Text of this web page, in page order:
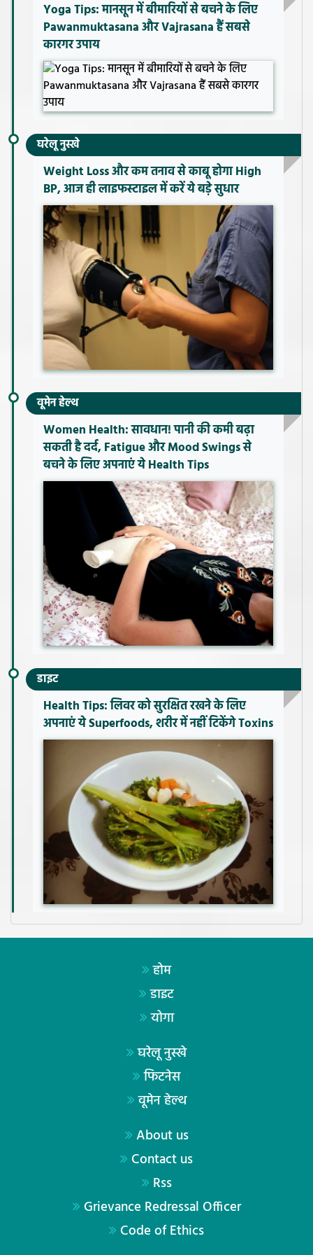
Yoga Tips: मानसून में बीमारियों से बचने के लिए
Pawanmuktasana और Vajrasana हैं सबसे
कारगर उपाय
घरेलू नुस्खे
Weight Loss और कम तनाव से काबू होगा High
BP, आज ही लाइफस्टाइल में करें ये बड़े सुधार
वूमेन हेल्थ
Women Health: सावधान! पानी की कमी बढ़ा
सकती है दर्द, Fatigue और Mood Swings से
बचने के लिए अपनाएं ये Health Tips
डाइट
Health Tips: लिवर को सुरक्षित रखने के लिए
अपनाएं ये Superfoods, शरीर में नहीं टिकेंगे Toxins
होम
डाइट
योगा
घरेलू नुस्खे
फिटनेस
वूमेन हेल्थ
About us
Contact us
Rss
Grievance Redressal Officer
Code of Ethics